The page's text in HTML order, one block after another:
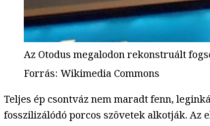
Az Otodus megalodon rekonstruált
Forrás: Wikimedia Commons
Teljes ép csontváz nem maradt fenn,
fosszilizálódó porcos szövetek alkotják. Az